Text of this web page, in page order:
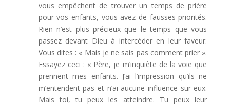
vous empêchent de trouver un temps de prière
pour vos enfants, vous avez de fausses priorités.
Rien n’est plus précieux que le temps que vous
passez devant Dieu à intercéder en leur faveur.
Vous dites : « Mais je ne sais pas comment prier ».
Essayez ceci : « Père, je m’inquiète de la voie que
prennent mes enfants. J’ai l’impression qu’ils ne
m’entendent pas et n’ai aucune influence sur eux.
Mais toi, tu peux les atteindre. Tu peux leur